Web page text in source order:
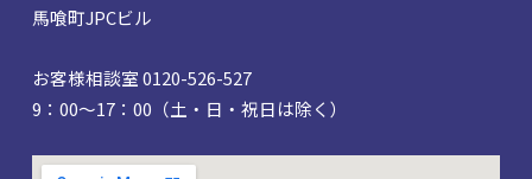
馬喰町JPCビル
お客様相談室 0120-526-527
9：00～17：00（土・日・祝日は除く）